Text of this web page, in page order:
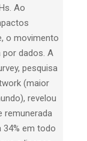
Ao
o movimento
por dados. A
pesquisa
(maior
revelou
remunerada
34% em todo